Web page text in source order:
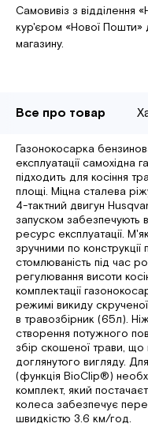
Самовивіз з відділення
кур'єром «Нової Пошти»
магазину.
Все про товар
Газонокосарка
експлуатації самохідна
підходить для косіння
площі. Міцна сталева
4-тактний двигун
запуском забезпечують
ресурс експлуатації.
зручними по
стомлюваність під час
регулювання висоти
комплектації
режимі викиду
в травозбірник (65л).
створення потужного
збір скошеної трави, що
доглянутого вигляду.
(функція BioСlip®)
комплект, який
колеса забезпечує
швидкістю 3.6 км/год.